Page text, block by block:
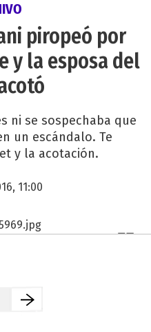
piropeó por
y la esposa del
ni se sospechaba que
un escándalo. Te
y la acotación.
11:00